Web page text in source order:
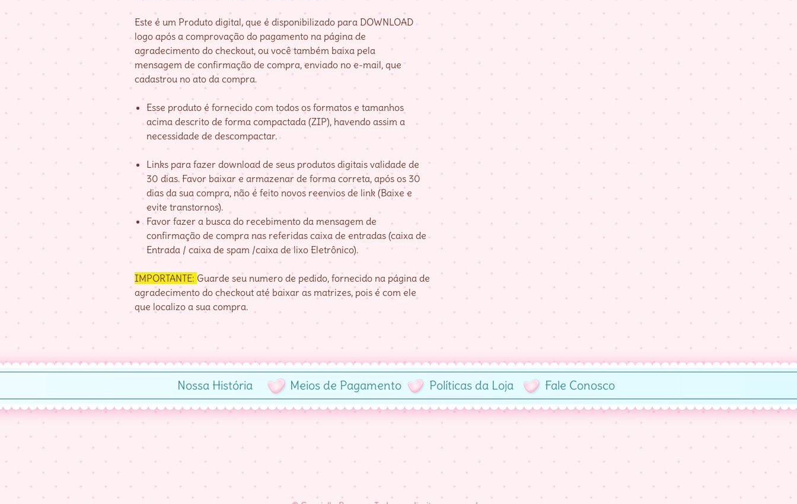
Este é um Produto digital, que é disponibilizado para DOWNLOAD
logo após a comprovação do pagamento na página de
agradecimento do checkout, ou você também baixa pela
mensagem de confirmação de compra, enviado no e-mail, que
cadastrou no ato da compra.
Esse produto é fornecido com todos os formatos e tamanhos
acima descrito de forma compactada (ZIP), havendo assim a
necessidade de descompactar.
Links para fazer download de seus produtos digitais validade de
30 dias. Favor baixar e armazenar de forma correta, após os 30
dias da sua compra, não é feito novos reenvios de link (Baixe e
evite transtornos).
Favor fazer a busca do recebimento da mensagem de
confirmação de compra nas referidas caixa de entradas (caixa de
Entrada / caixa de spam /caixa de lixo Eletrônico).
IMPORTANTE: Guarde seu numero de pedido, fornecido na página de
agradecimento do checkout até baixar as matrizes, pois é com ele
que localizo a sua compra.
Nossa História Meios de Pagamento Políticas da Loja Fale Conosco